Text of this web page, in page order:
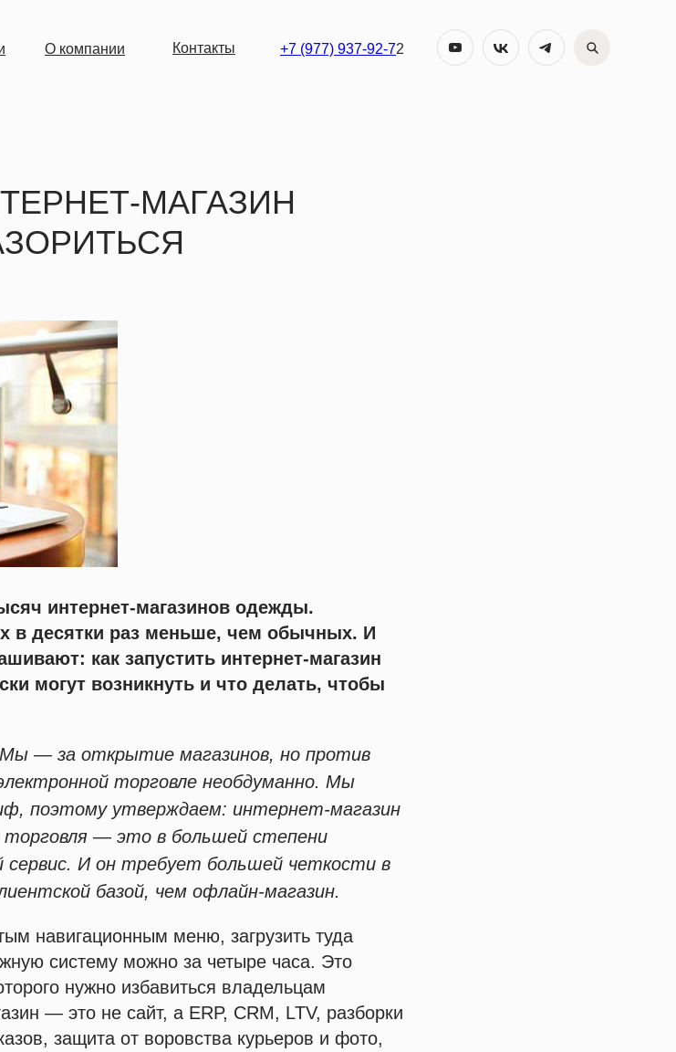
+7 (977) 937-92-72
О компании Контакты
МАГАЗИН
интернет-магазинов одежды.
в десятки раз меньше, чем обычных. И
как запустить интернет-магазин
могут возникнуть и что делать, чтобы
Мы — за открытие магазинов, но против
торговле необдуманно. Мы
поэтому утверждаем: интернет-магазин
— это в большей степени
сервис. И он требует большей четкости в
базой, чем офлайн-магазин.
навигационным меню, загрузить туда
систему можно за четыре часа. Это
нужно избавиться владельцам
— это не сайт, а ERP, CRM, LTV, разборки
защита от воровства курьеров и фото,